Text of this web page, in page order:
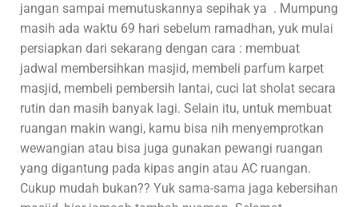
jangan sampai memutuskannya sepihak ya . Mumpung
masih ada waktu 69 hari sebelum ramadhan, yuk mulai
persiapkan dari sekarang dengan cara : membuat
jadwal membersihkan masjid, membeli parfum karpet
masjid, membeli pembersih lantai, cuci lat sholat secara
rutin dan masih banyak lagi. Selain itu, untuk membuat
ruangan makin wangi, kamu bisa nih menyemprotkan
wewangian atau bisa juga gunakan pewangi ruangan
yang digantung pada kipas angin atau AC ruangan.
Cukup mudah bukan?? Yuk sama-sama jaga kebersihan